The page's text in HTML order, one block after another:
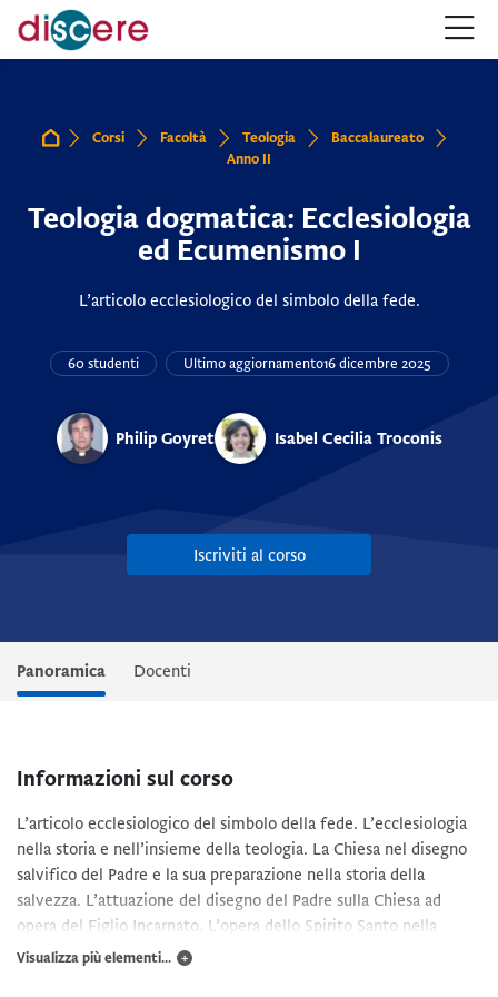
Salta alla navigazione
Salta al form login
Vai al contenuto principale
Salta alle opzioni accessibilità
Salta al footer
Salta opzioni accessibilità
Home Corsi Facoltà Teologia
Baccalaureato
Anno II
Teologia dogmatica: Ecclesiologia
ed Ecumenismo I
L’articolo ecclesiologico del simbolo della fede.
60 studenti Ultimo aggiornamento16 dicembre 2025
Philip Goyret Isabel Cecilia Troconis
Iscriviti al corso
Panoramica Docenti
Informazioni sul corso
L’articolo ecclesiologico del simbolo della fede. L’ecclesiologia
nella storia e nell’insieme della teologia. La Chiesa nel disegno
salvifico del Padre e la sua preparazione nella storia della
salvezza. L’attuazione del disegno del Padre sulla Chiesa ad
opera del Figlio Incarnato. L’opera dello Spirito Santo nella
formazione e nello sviluppo della Chiesa. La Chiesa de unitate
Visualizza più elementi...